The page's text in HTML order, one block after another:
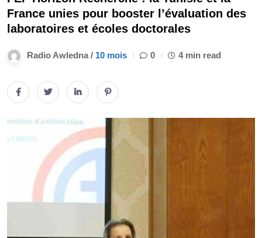
France unies pour booster l’évaluation des
laboratoires et écoles doctorales
Radio Awledna / 10 mois 0 4 min read